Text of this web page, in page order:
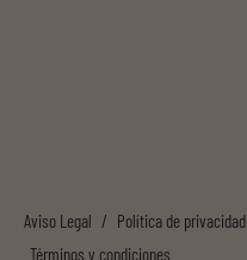
Aviso Legal / Política de privacidad
Términos y condiciones